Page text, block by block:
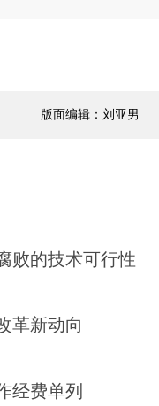
版面编辑：刘亚男
败的技术可行性
革新动向
经费单列